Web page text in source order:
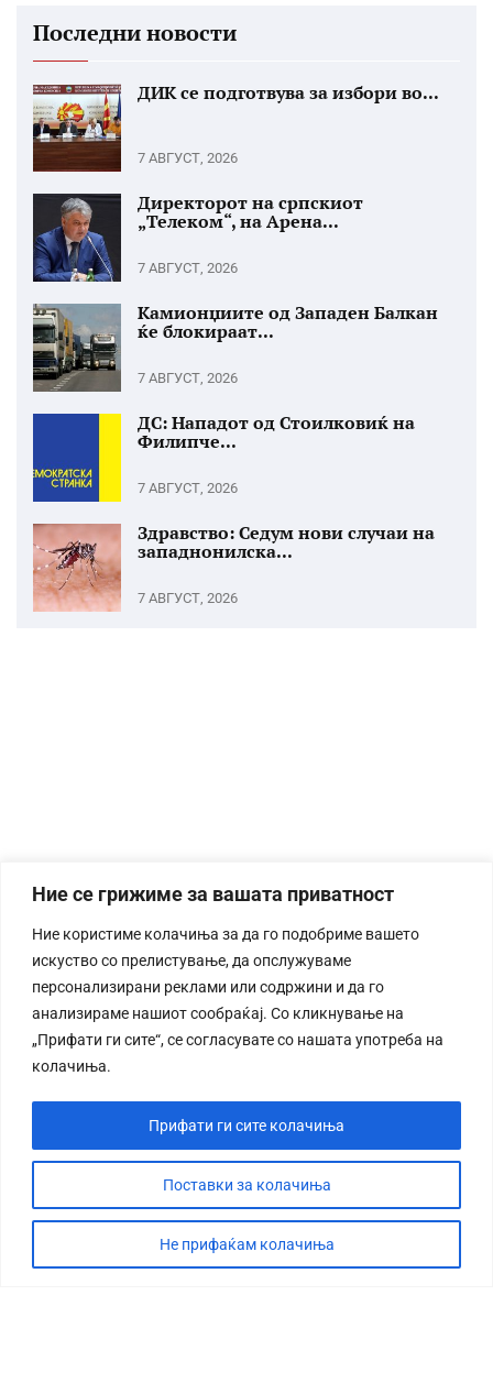
Ние се грижиме за вашата приватност
Ние користиме колачиња за да го подобриме вашето
искуство со прелистување, да опслужуваме
персонализирани реклами или содржини и да го
анализираме нашиот сообраќај. Со кликнување на
„Прифати ги сите“, се согласувате со нашата употреба на
колачиња.
Поставки за колачиња
Не прифаќам колачиња
Прифати ги сите колачиња
Последни новости
ДИК се подготвува за избори во...
7 АВГУСТ, 2026
Директорот на српскиот
„Телеком“, на Арена...
7 АВГУСТ, 2026
Камионџиите од Западен Балкан
ќе блокираат...
7 АВГУСТ, 2026
ДС: Нападот од Стоилковиќ на
Филипче...
7 АВГУСТ, 2026
Здравство: Седум нови случаи на
западнонилска...
7 АВГУСТ, 2026